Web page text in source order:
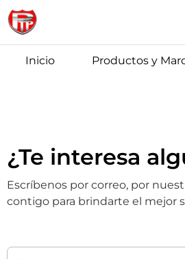
Inicio Productos y
¿Te interesa
Escríbenos por correo, por
contigo para brindarte el mejor